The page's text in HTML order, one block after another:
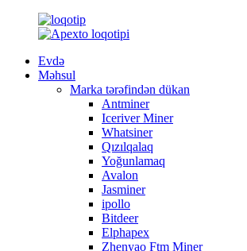
Evdə
Məhsul
Marka tərəfindən dükan
Antminer
Iceriver Miner
Whatsiner
Qızılqalaq
Yoğunlamaq
Avalon
Jasminer
ipollo
Bitdeer
Elphapex
Zhenyao Ftm Miner